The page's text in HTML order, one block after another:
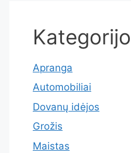
Apranga
Automobiliai
Dovanų idėjos
Grožis
Maistas